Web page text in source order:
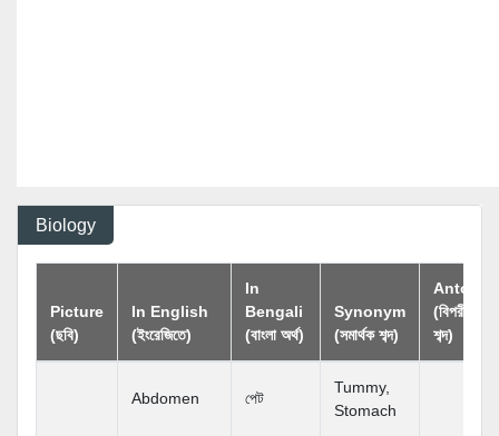
Biology
Picture
(ছবি)
In English
(ইংরেজিতে)
In
Bengali
(বাংলা অর্থ)
Synonym
(সমার্থক শব্দ)
(বিপরীতার্থক
শব্দ)
Abdomen পেট
Tummy,
Stomach